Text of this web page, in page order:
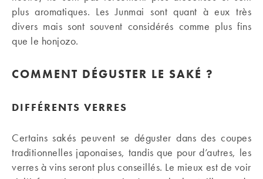
plus aromatiques. Les Junmai sont quant à eux très
divers mais sont souvent considérés comme plus fins
que le honjozo.
COMMENT DÉGUSTER LE SAKÉ ?
DIFFÉRENTS VERRES
Certains sakés peuvent se déguster dans des coupes
traditionnelles japonaises, tandis que pour d’autres, les
verres à vins seront plus conseillés. Le mieux est de voir